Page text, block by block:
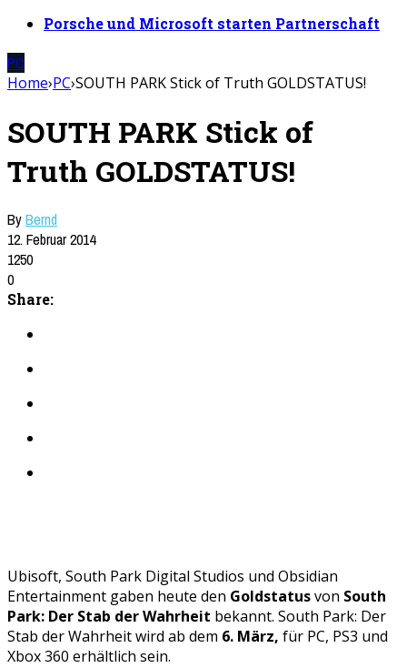
Porsche und Microsoft starten Partnerschaft
PC
Home›PC›SOUTH PARK Stick of Truth GOLDSTATUS!
SOUTH PARK Stick of
Truth GOLDSTATUS!
ByBernd
12. Februar 2014
1250
0
Share:
Ubisoft, South Park Digital Studios und Obsidian
Entertainment gaben heute den Goldstatusvon South
Park: Der Stab der Wahrheit bekannt. South Park: Der
Stab der Wahrheit wird ab dem 6. März, für PC, PS3 und
Xbox 360 erhältlich sein.